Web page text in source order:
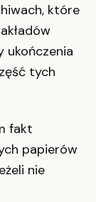
które
ukończenia
tych
fakt
papierów
nie